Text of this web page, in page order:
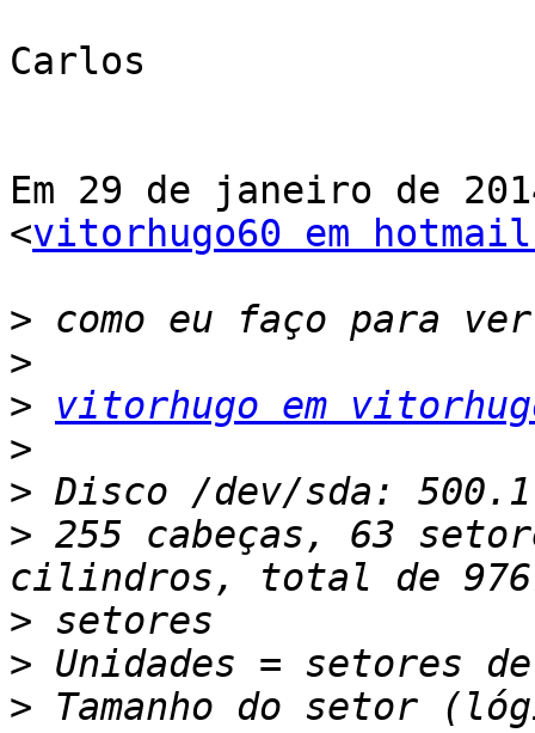
Carlos
Em 29 de janeiro de
<vitorhugo60 em
>
>
>
vitorhugo em
>
>
> 255 cabeças, 63
>
>
> Tamanho do setor